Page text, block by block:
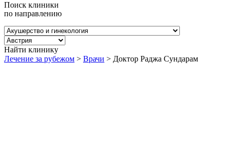
Поиск клиники
по направлению
Найти клинику
Лечение за рубежом > Врачи > Доктор Раджа Сундарам